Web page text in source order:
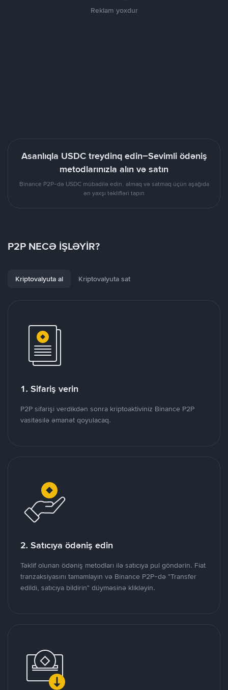
Reklam yoxdur
Asanlıqla USDC treydinq edin–Sevimli ödəniş
metodlarınızla alın və satın
Binance P2P-də USDC mübadilə edin. almaq və satmaq üçün aşağıda
ən yaxşı təklifləri tapın
P2P NECƏ İŞLƏYİR?
Kriptovalyuta al Kriptovalyuta sat
1. Sifariş verin
P2P sifarişi verdikdən sonra kriptoaktiviniz Binance P2P
vasitəsilə əmanət qoyulacaq.
2. Satıcıya ödəniş edin
Təklif olunan ödəniş metodları ilə satıcıya pul göndərin. Fiat
tranzaksiyasını tamamlayın və Binance P2P-də "Transfer
edildi, satıcıya bildirin" düyməsinə klikləyin.